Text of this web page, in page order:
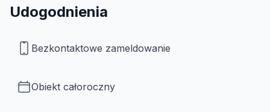
Udogodnienia
Bezkontaktowe zameldowanie
Obiekt całoroczny